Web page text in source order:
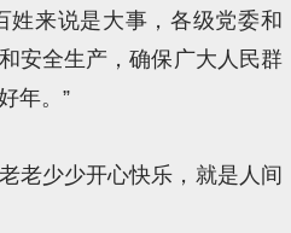
姓来说是大事，各级党委和
安全生产，确保广大人民群
年。”
老少少开心快乐，就是人间